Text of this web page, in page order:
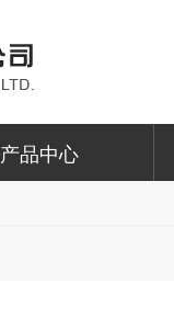
产品中心